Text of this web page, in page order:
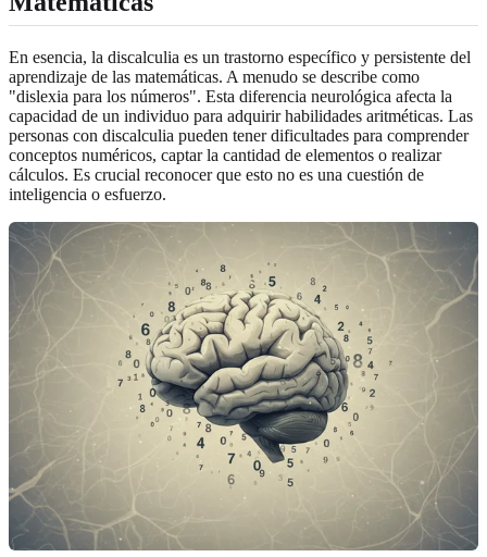
En esencia, la discalculia es un trastorno específico y persistente del
aprendizaje de las matemáticas. A menudo se describe como
"dislexia para los números". Esta diferencia neurológica afecta la
capacidad de un individuo para adquirir habilidades aritméticas. Las
personas con discalculia pueden tener dificultades para comprender
conceptos numéricos, captar la cantidad de elementos o realizar
cálculos. Es crucial reconocer que esto no es una cuestión de
inteligencia o esfuerzo.